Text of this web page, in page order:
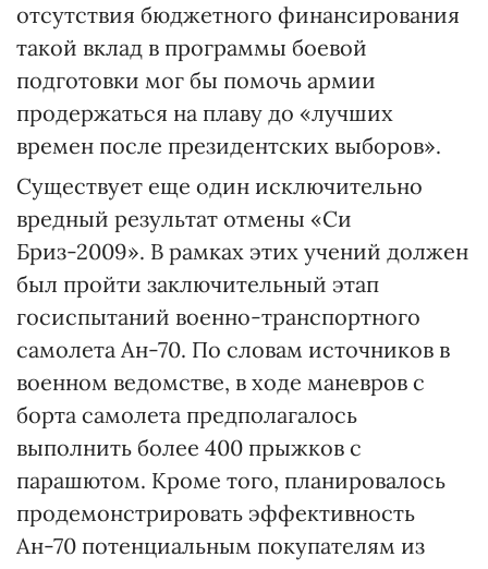
отсутствия бюджетного финансирования
такой вклад в программы боевой
подготовки мог бы помочь армии
продержаться на плаву до «лучших
времен после президентских выборов».
Существует еще один исключительно
вредный результат отмены «Си
Бриз-2009». В рамках этих учений должен
был пройти заключительный этап
госиспытаний военно-транспортного
самолета Ан-70. По словам источников в
военном ведомстве, в ходе маневров с
борта самолета предполагалось
выполнить более 400 прыжков с
парашютом. Кроме того, планировалось
продемонстрировать эффективность
Ан-70 потенциальным покупателям из